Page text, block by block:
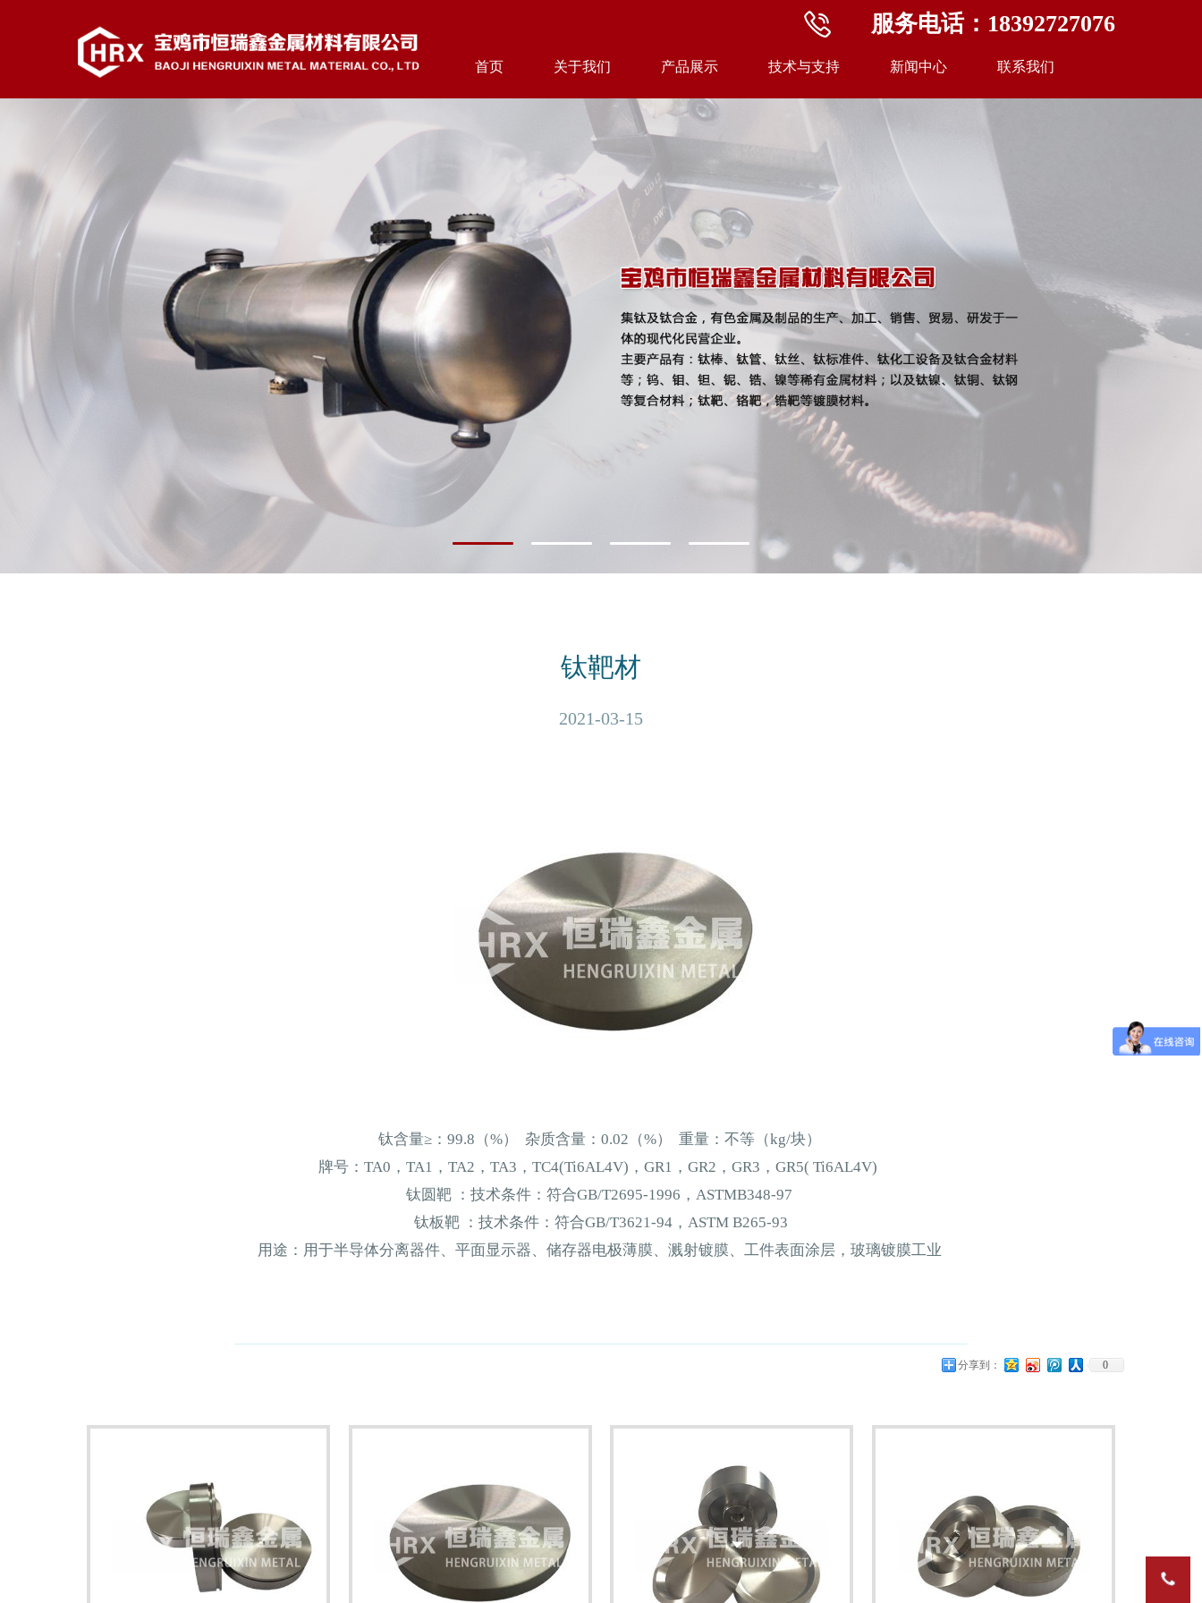
服务电话：18392727076
首页 关于我们 产品展示 技术与支持 新闻中心 联系我们
钛靶材
2021-03-15
钛含量≥：99.8（%） 杂质含量：0.02（%） 重量：不等（kg/块）
牌号： TA0，TA1，TA2，TA3，TC4(Ti6AL4V)，GR1，GR2，GR3，GR5( Ti6AL4V)
钛圆靶 ：技术条件：符合GB/T2695-1996，ASTMB348-97
钛板靶 ：技术条件：符合GB/T3621-94，ASTM B265-93
用途：用于半导体分离器件、平面显示器、储存器电极薄膜、溅射镀膜、工件表面涂层，玻璃镀膜工业
分享到： 0